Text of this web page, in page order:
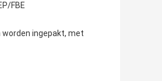
FBE
worden ingepakt, met